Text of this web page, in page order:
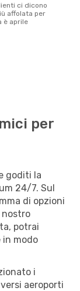
affolata per
è aprile
per
goditi la
24/7. Sul
di opzioni
nostro
potrai
in modo
i
aeroporti